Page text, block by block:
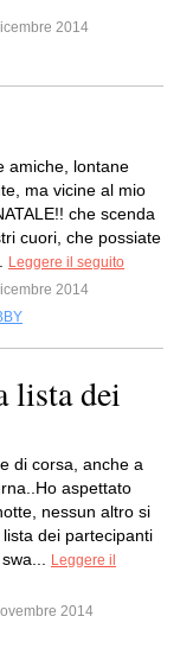
2014
amiche, lontane
ma vicine al mio
che scenda
cuori, che possiate
Leggere il seguito
2014
lista dei
di corsa, anche a
aspettato
nessun altro si
dei partecipanti
Leggere il
2014